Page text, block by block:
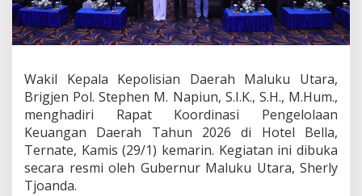
s
a
n
a
n
A
B
D
W
Wakil Kepala Kepolisian Daerah Maluku Utara,
Brigjen Pol. Stephen M. Napiun, S.I.K., S.H., M.Hum.,
menghadiri Rapat Koordinasi Pengelolaan
Keuangan Daerah Tahun 2026 di Hotel Bella,
Ternate, Kamis (29/1) kemarin. Kegiatan ini dibuka
secara resmi oleh Gubernur Maluku Utara, Sherly
Tjoanda.